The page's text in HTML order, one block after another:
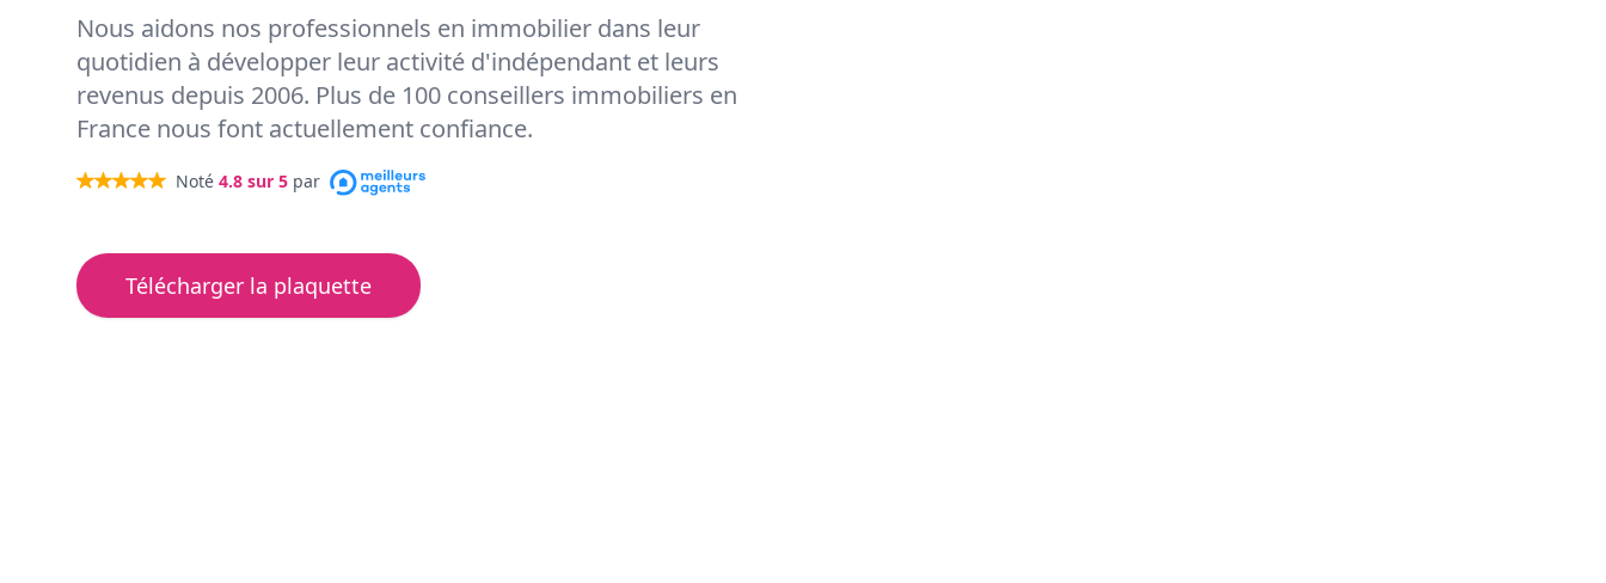
Nous aidons nos professionnels en immobilier dans leur
quotidien à développer leur activité d'indépendant et leurs
revenus depuis 2006. Plus de 100 conseillers immobiliers en
France nous font actuellement confiance.
Noté 4.8 sur 5 par
Télécharger la plaquette